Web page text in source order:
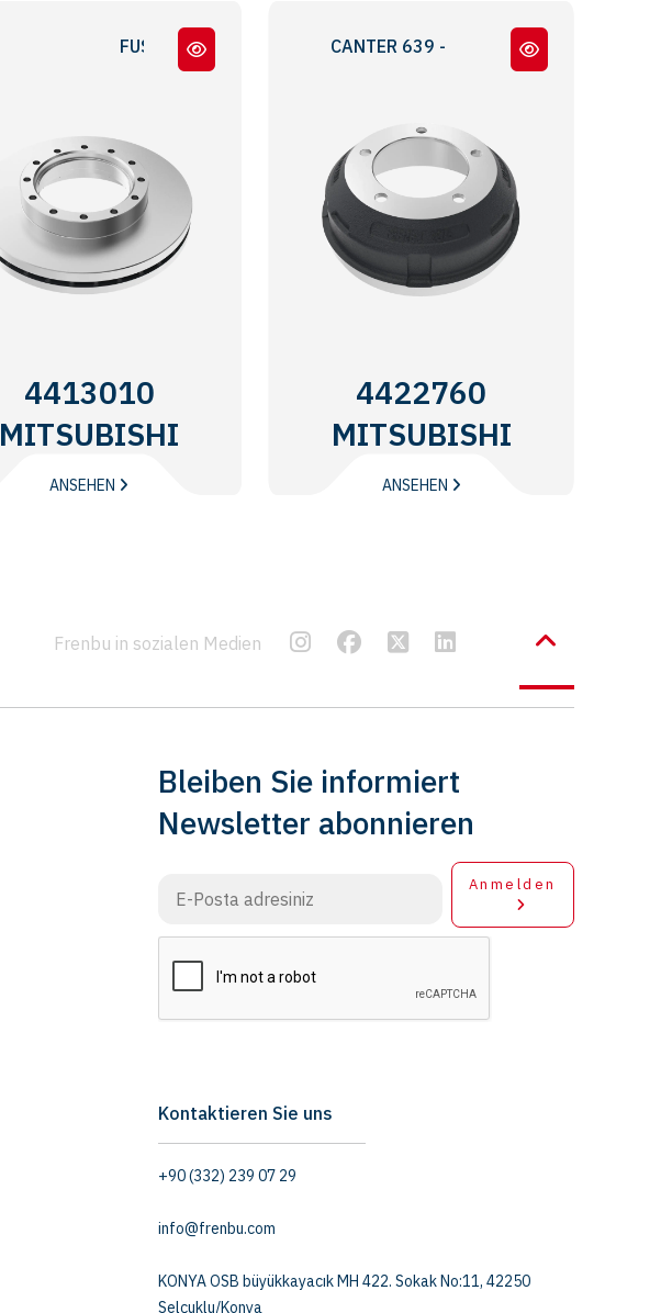
FUSO CANTER EURO 6
4413010
MITSUBISHI
ANSEHEN
CANTER 639 - 444
4422760
MITSUBISHI
ANSEHEN
Frenbu in sozialen Medien
Bleiben Sie informiert
Newsletter abonnieren
Anmelden
Kontaktieren Sie uns
+90 (332) 239 07 29
info@frenbu.com
KONYA OSB büyükkayacık MH 422. Sokak No:11, 42250
Selçuklu/Konya